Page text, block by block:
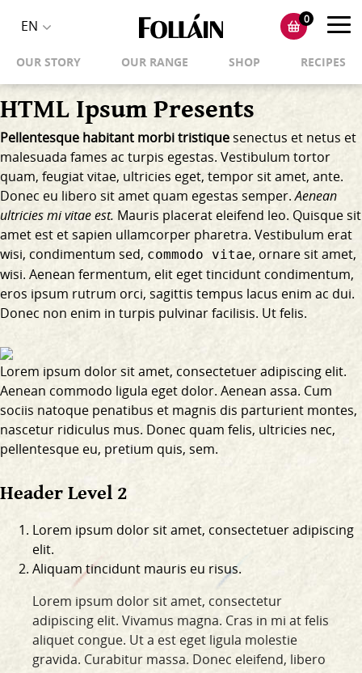
EN
language
selector
0
OUR STORY OUR RANGE SHOP RECIPES
HTML Ipsum Presents
Pellentesque habitant morbi tristiquesenectus et netus et
malesuada fames ac turpis egestas. Vestibulum tortor
quam, feugiat vitae, ultricies eget, tempor sit amet, ante.
Donec eu libero sit amet quam egestas semper.Aenean
ultricies mi vitae est. Mauris placerat eleifend leo. Quisque sit
amet est et sapien ullamcorper pharetra. Vestibulum erat
wisi, condimentum sed, commodo vitae, ornare sit amet,
wisi. Aenean fermentum, elit eget tincidunt condimentum,
eros ipsum rutrum orci, sagittis tempus lacus enim ac dui.
Donec non enim in turpis pulvinar facilisis. Ut felis.
Lorem ipsum dolor sit amet, consectetuer adipiscing elit.
Aenean commodo ligula eget dolor. Aenean assa. Cum
sociis natoque penatibus et magnis dis parturient montes,
nascetur ridiculus mus. Donec quam felis, ultricies nec,
pellentesque eu, pretium quis, sem.
Header Level 2
Lorem ipsum dolor sit amet, consectetuer adipiscing
elit.
Aliquam tincidunt mauris eu risus.
Lorem ipsum dolor sit amet, consectetur
adipiscing elit. Vivamus magna. Cras in mi at felis
aliquet congue. Ut a est eget ligula molestie
gravida. Curabitur massa. Donec eleifend, libero